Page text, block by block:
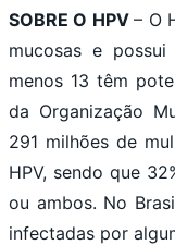
SOBRE O HPV– O
mucosas e
menos 13 têm
da Organização
291 milhões de
HPV, sendo que
ou ambos. No
infectadas por